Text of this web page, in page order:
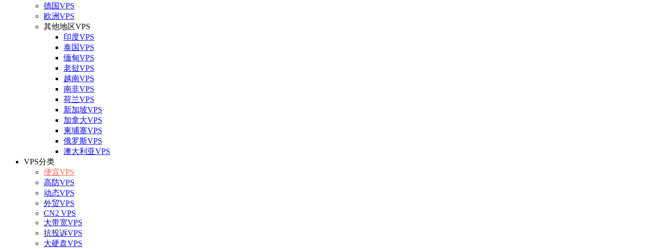
德国VPS
欧洲VPS
其他地区VPS
印度VPS
泰国VPS
缅甸VPS
老挝VPS
越南VPS
南非VPS
荷兰VPS
新加坡VPS
加拿大VPS
柬埔寨VPS
俄罗斯VPS
澳大利亚VPS
VPS分类
便宜VPS
高防VPS
动态VPS
外贸VPS
CN2 VPS
大带宽VPS
抗投诉VPS
大硬盘VPS